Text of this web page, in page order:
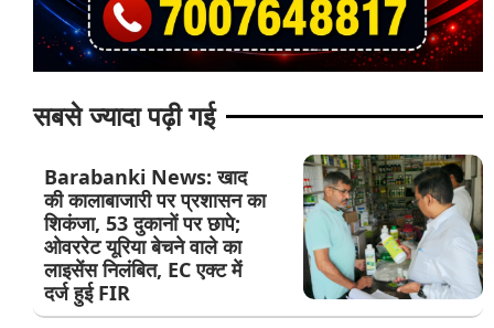
सबसे ज्यादा पढ़ी गई
Barabanki News: खाद
की कालाबाजारी पर प्रशासन का
शिकंजा, 53 दुकानों पर छापे;
ओवररेट यूरिया बेचने वाले का
लाइसेंस निलंबित, EC एक्ट में
दर्ज हुई FIR